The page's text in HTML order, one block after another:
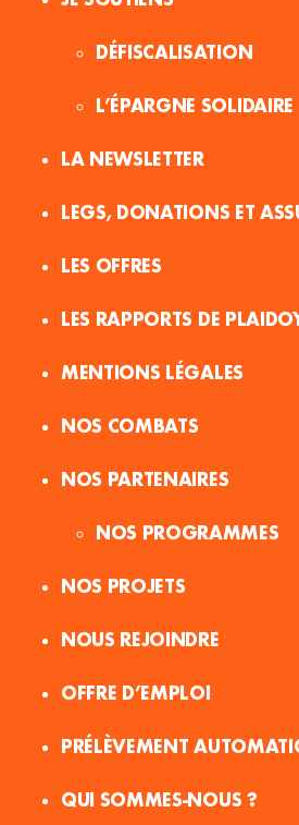
DÉFISCALISATION
L’ÉPARGNE SOLIDAIRE
LA NEWSLETTER
LEGS, DONATIONS ET
LES OFFRES
LES RAPPORTS DE
MENTIONS LÉGALES
NOS COMBATS
NOS PARTENAIRES
NOS PROGRAMMES
NOS PROJETS
NOUS REJOINDRE
OFFRE D’EMPLOI
PRÉLÈVEMENT
QUI SOMMES-NOUS ?